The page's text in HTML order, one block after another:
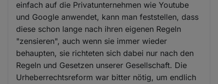
einfach auf die Privatunternehmen wie Youtube
und Google anwendet, kann man feststellen, dass
diese schon lange nach ihren eigenen Regeln
"zensieren", auch wenn sie immer wieder
behaupten, sie richteten sich dabei nur nach den
Regeln und Gesetzen unserer Gesellschaft. Die
Urheberrechtsreform war bitter nötig, um endlich